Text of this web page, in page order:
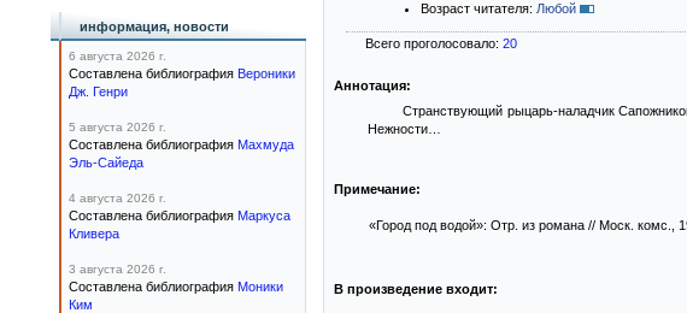
Возраст читателя: Любой
Всего проголосовало: 20
Аннотация:
Странствующий рыцарь-наладчик
Нежности…
Примечание:
«Город под водой»: Отр. из романа // Моск. комс.,
В произведение входит:
информация, новости
6 августа 2026 г.
Составлена библиография Вероники
Дж. Генри
5 августа 2026 г.
Составлена библиография Махмуда
Эль-Сайеда
4 августа 2026 г.
Составлена библиография Маркуса
Кливера
3 августа 2026 г.
Составлена библиография Моники
Ким